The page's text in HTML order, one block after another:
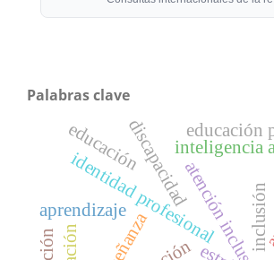
Palabras clave
atención inclusiva
identidad profesional
aprendizaje inclusión
discapacidadinteligencia
educación
educación